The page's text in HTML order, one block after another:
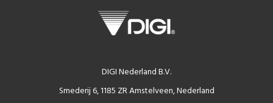
DIGI Nederland B.V.
Smederij 6, 1185 ZR Amstelveen, Nederland